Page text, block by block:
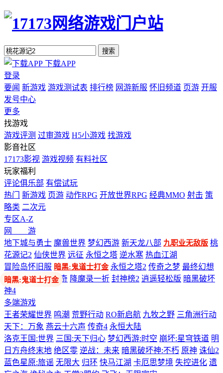
搜索
下载APP
登录
要闻 新游戏 游戏测试表 排行榜 网游新服 怀旧频道 页游 开服
发号中心
更多
找游戏
游戏评测 过审游戏 H5小游戏 找游戏
影音社区
17173影视 游戏视频 有料社区
玩家福利
评论俱乐部 有偿试玩
热门
新游戏 页游 动作RPG 开放世界RPG 经典MMO 射击 策
略类 二次元
专区A-Z
网 游
地下城与勇士 魔兽世界 梦幻西游 新天龙八部 九职业无敌版 桃
花源记2 仙侠世界 远征 永恒之塔 逆水寒 热血江湖
冒险岛怀旧服 暗黑:鬼道士打金 永恒之塔2 传奇之梦 最终幻想
14 剑网3 热血传奇 降魔录一折 封神榜2 逍遥轻松版 暗黑破坏
神4
多端游戏
王者荣耀世界 鸣潮 荒野行动 RO新启航 九牧之野 三角洲行动
天下：万象 燕云十六声 传奇4 永恒大陆
洛克王国:世界 三国:天下归心 梦幻西游:时空 崩坏:星穹铁道 明
日方舟终末地 绝区零 逆战：未来 暗黑破坏神:不朽 原神 诛仙2
蓝色星原:旅谣 无限大 归环 快马江湖 卡厄思梦境 失控进化 遗